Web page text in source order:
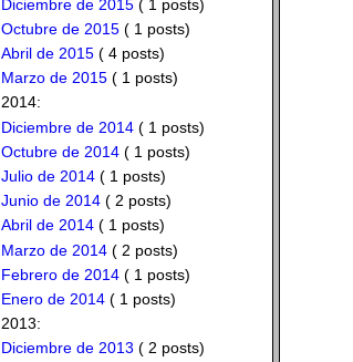
Diciembre de 2015( 1 posts)
Octubre de 2015( 1 posts)
Abril de 2015( 4 posts)
Marzo de 2015( 1 posts)
2014:
Diciembre de 2014( 1 posts)
Octubre de 2014( 1 posts)
Julio de 2014( 1 posts)
Junio de 2014( 2 posts)
Abril de 2014( 1 posts)
Marzo de 2014( 2 posts)
Febrero de 2014( 1 posts)
Enero de 2014( 1 posts)
2013:
Diciembre de 2013 ( 2 posts)